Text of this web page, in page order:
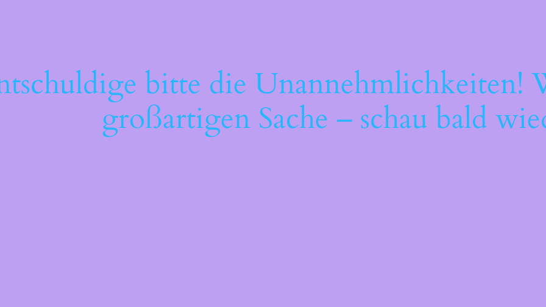
bitte die Unannehmlichkeiten!
großartigen Sache – schau bald